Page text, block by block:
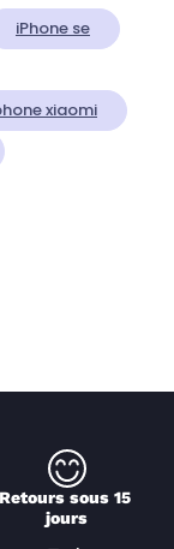
iPhone se
xiaomi
Retours sous 15
jours